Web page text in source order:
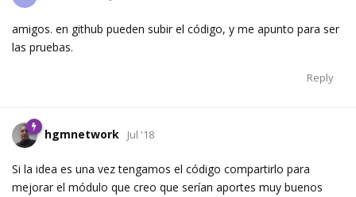
amigos. en github pueden subir el código, y me apunto para ser
las pruebas.
Reply
hgmnetwork Jul '18
Si la idea es una vez tengamos el código compartirlo para
mejorar el módulo que creo que serían aportes muy buenos